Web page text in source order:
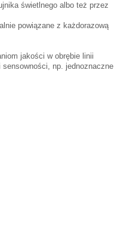
świetlnego albo też przez
powiązane z każdorazową
jakości w obrębie linii
np. jednoznaczne